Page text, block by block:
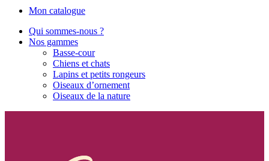
Mon catalogue
Qui sommes-nous ?
Nos gammes
Basse-cour
Chiens et chats
Lapins et petits rongeurs
Oiseaux d’ornement
Oiseaux de la nature